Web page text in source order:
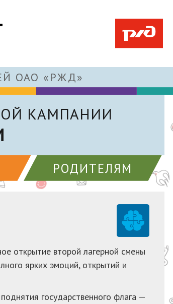
ОАО «РЖД»
КАМПАНИИ
РОДИТЕЛЯМ
открытие второй лагерной смены
ярких эмоций, открытий и
государственного флага —